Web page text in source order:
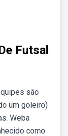
Futsal
são
um goleiro)
Weba
como